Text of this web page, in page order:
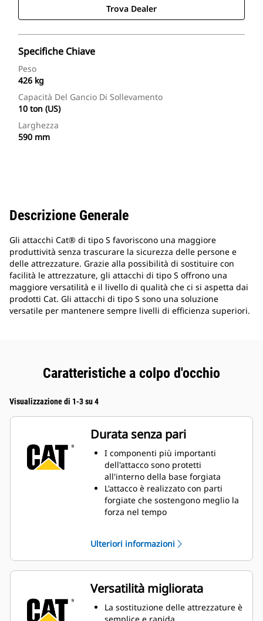
Trova Dealer
Specifiche Chiave
Peso
426 kg
Capacità Del Gancio Di Sollevamento
10 ton (US)
Larghezza
590 mm
Descrizione Generale
Gli attacchi Cat® di tipo S favoriscono una maggiore
produttività senza trascurare la sicurezza delle persone e
delle attrezzature. Grazie alla possibilità di sostituire con
facilità le attrezzature, gli attacchi di tipo S offrono una
maggiore versatilità e il livello di qualità che ci si aspetta dai
prodotti Cat. Gli attacchi di tipo S sono una soluzione
versatile per mantenere sempre livelli di efficienza superiori.
Caratteristiche a colpo d'occhio
Visualizzazione di 1-3 su 4
Durata senza pari
I componenti più importanti
dell'attacco sono protetti
all'interno della base forgiata
L'attacco è realizzato con parti
forgiate che sostengono meglio la
forza nel tempo
La ridotta altezza di costruzione
mantiene costante la forza di
strappo
Il cuneo di bloccaggio per
impieghi gravosi mantiene fissata
l'attrezzatura
Ulteriori informazioni
Versatilità migliorata
La sostituzione delle attrezzature è